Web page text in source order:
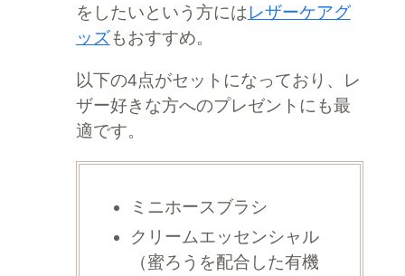
をしたいという方にはレザーケアグ
ッズもおすすめ。
以下の4点がセットになっており、レ
ザー好きな方へのプレゼントにも最
適です。
ミニホースブラシ
クリームエッセンシャル
（蜜ろうを配合した有機